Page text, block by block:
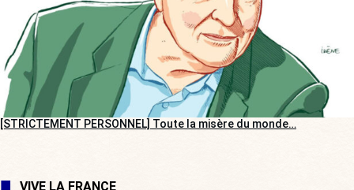
[STRICTEMENT PERSONNEL] Toute la misère du monde…
VIVE LA FRANCE